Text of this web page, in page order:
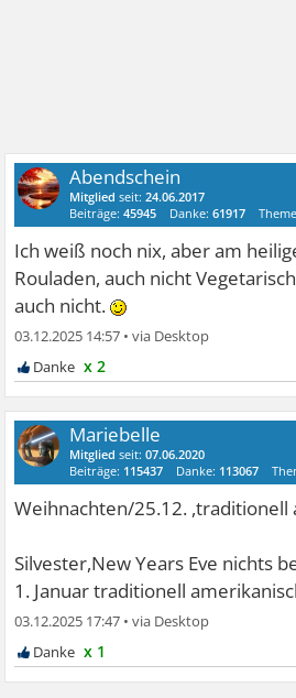
Abendschein
Mitglied seit:24.06.2017
Beiträge:45945 Danke:61917
Ich weiß noch nix, aber am
Rouladen, auch nicht
auch nicht.
03.12.2025 14:57 •
x 2
Mariebelle
Mitglied seit:07.06.2020
Beiträge: 115437 Danke: 113067
Weihnachten/25.12. ,traditionell
Silvester,New Years Eve nichts
1. Januar traditionell
03.12.2025 17:47 •
x 1